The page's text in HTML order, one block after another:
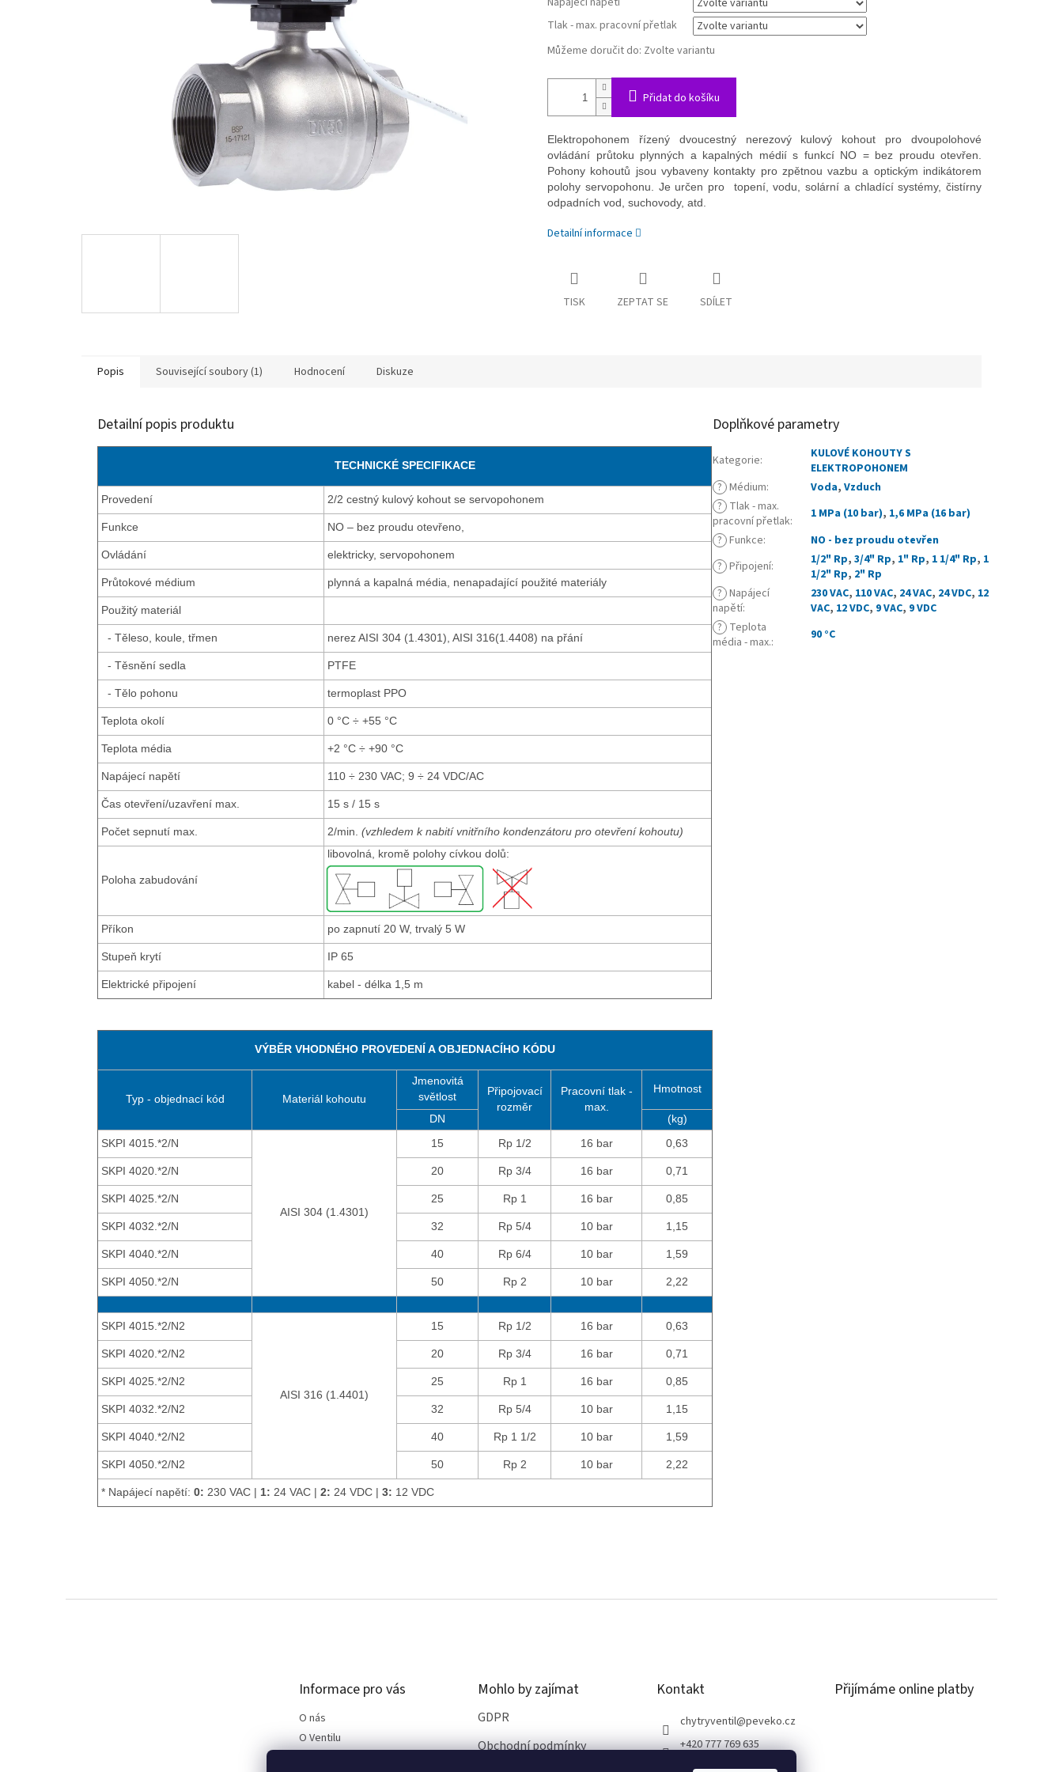
Tlak - max. pracovní přetlak
Můžeme doručit do: Zvolte variantu
Přidat do košíku
Elektropohonem řízený dvoucestný nerezový kulový kohout pro dvoupolohové
ovládání průtoku plynných a kapalných médií s funkcí NO = bez proudu otevřen.
Pohony kohoutů jsou vybaveny kontakty pro zpětnou vazbu a optickým indikátorem
polohy servopohonu. Je určen pro topení, vodu, solární a chladící systémy, čistírny
odpadních vod, suchovody, atd.
Detailní informace
TISK ZEPTAT SE SDÍLET
Popis Související soubory (1) Hodnocení Diskuze
Detailní popis produktu
TECHNICKÉ SPECIFIKACE
Provedení 2/2 cestný kulový kohout se servopohonem
Funkce NO – bez proudu otevřeno,
Ovládání elektricky, servopohonem
Průtokové médium plynná a kapalná média, nenapadající použité materiály
Použitý materiál
- Těleso, koule, třmen nerez AISI 304 (1.4301), AISI 316(1.4408) na přání
- Těsnění sedla PTFE
- Tělo pohonu termoplast PPO
Teplota okolí 0 °C ÷ +55 °C
Teplota média +2 °C ÷ +90 °C
Napájecí napětí 110 ÷ 230 VAC; 9 ÷ 24 VDC/AC
Čas otevření/uzavření max. 15 s / 15 s
Počet sepnutí max. 2/min. (vzhledem k nabití vnitřního kondenzátoru pro otevření kohoutu)
Poloha zabudování
libovolná, kromě polohy cívkou dolů:
Příkon po zapnutí 20 W, trvalý 5 W
Stupeň krytí IP 65
Elektrické připojení kabel - délka 1,5 m
VÝBĚR VHODNÉHO PROVEDENÍ A OBJEDNACÍHO KÓDU
Typ - objednací kód Materiál kohoutu
Jmenovitá
světlost
Připojovací
rozměr
Pracovní tlak -
max.
Hmotnost
DN
(kg)
SKPI 4015.*2/N
AISI 304 (1.4301)
15 Rp 1/2 16 bar 0,63
SKPI 4020.*2/N 20 Rp 3/4 16 bar 0,71
SKPI 4025.*2/N 25 Rp 1 16 bar 0,85
SKPI 4032.*2/N 32 Rp 5/4 10 bar 1,15
SKPI 4040.*2/N 40 Rp 6/4 10 bar 1,59
SKPI 4050.*2/N 50 Rp 2 10 bar 2,22
SKPI 4015.*2/N2
AISI 316 (1.4401)
15 Rp 1/2 16 bar 0,63
SKPI 4020.*2/N2 20 Rp 3/4 16 bar 0,71
SKPI 4025.*2/N2 25 Rp 1 16 bar 0,85
SKPI 4032.*2/N2 32 Rp 5/4 10 bar 1,15
SKPI 4040.*2/N2 40 Rp 1 1/2 10 bar 1,59
SKPI 4050.*2/N2 50 Rp 2 10 bar 2,22
* Napájecí napětí: 0: 230 VAC | 1: 24 VAC | 2: 24 VDC | 3: 12 VDC
Doplňkové parametry
Kategorie:
KULOVÉ KOHOUTY S
ELEKTROPOHONEM
? Médium: Voda, Vzduch
? Tlak - max.
pracovní přetlak: 1 MPa (10 bar), 1,6 MPa (16 bar)
? Funkce:
NO - bez proudu otevřen
? Připojení: 1/2" Rp, 3/4" Rp, 1" Rp, 1 1/4" Rp, 1
1/2" Rp, 2" Rp
? Napájecí
napětí:
230 VAC, 110 VAC, 24 VAC, 24 VDC, 12
VAC, 12 VDC, 9 VAC, 9 VDC
? Teplota
média - max.: 90 °C
Informace pro vás
O nás
O Ventilu
Mohlo by zajímat
GDPR
Obchodní podmínky
Kontakt
chytryventil@peveko.cz
+420 777 769 635
Přijímáme online platby